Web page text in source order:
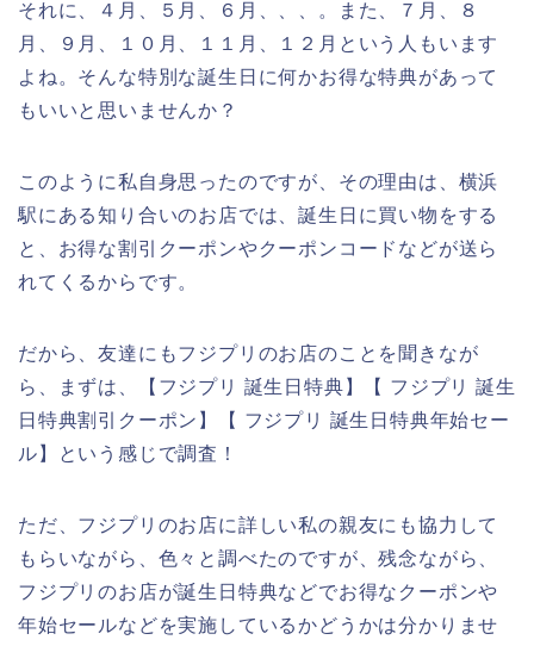
それに、４月、５月、６月、、、。また、７月、８
月、９月、１０月、１１月、１２月という人もいます
よね。そんな特別な誕生日に何かお得な特典があって
もいいと思いませんか？
このように私自身思ったのですが、その理由は、横浜
駅にある知り合いのお店では、誕生日に買い物をする
と、お得な割引クーポンやクーポンコードなどが送ら
れてくるからです。
だから、友達にもフジプリのお店のことを聞きなが
ら、まずは、【フジプリ 誕生日特典】【 フジプリ 誕生
日特典割引クーポン】【 フジプリ 誕生日特典年始セー
ル】という感じで調査！
ただ、フジプリのお店に詳しい私の親友にも協力して
もらいながら、色々と調べたのですが、残念ながら、
フジプリのお店が誕生日特典などでお得なクーポンや
年始セールなどを実施しているかどうかは分かりませ